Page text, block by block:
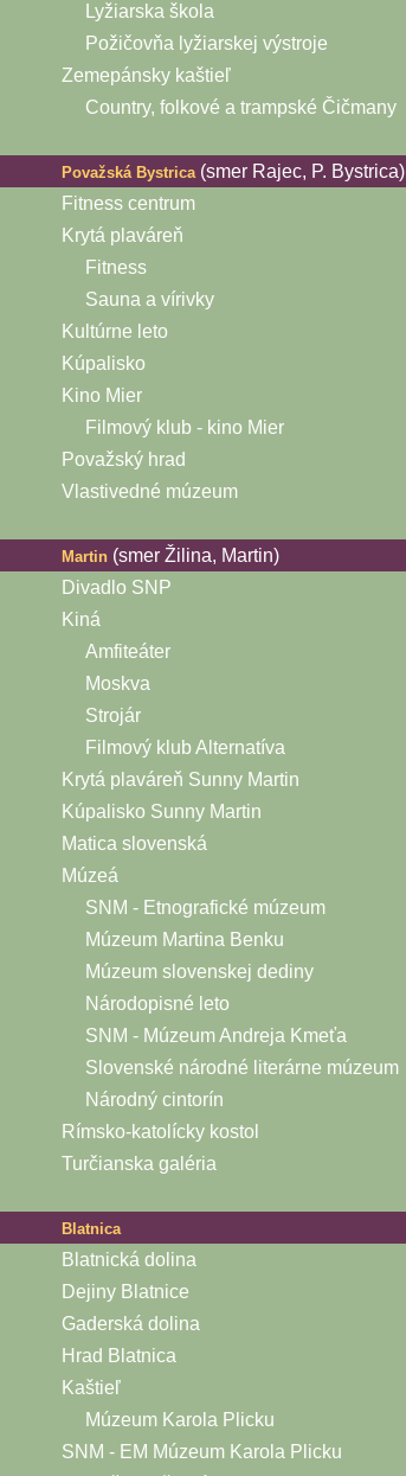
Lyžiarska škola
Požičovňa lyžiarskej výstroje
Zemepánsky kaštieľ
Country, folkové a trampské Čičmany
Považská Bystrica (smer Rajec, P. Bystrica)
Fitness centrum
Krytá plaváreň
Fitness
Sauna a vírivky
Kultúrne leto
Kúpalisko
Kino Mier
Filmový klub - kino Mier
Považský hrad
Vlastivedné múzeum
Martin (smer Žilina, Martin)
Divadlo SNP
Kiná
Amfiteáter
Moskva
Strojár
Filmový klub Alternatíva
Krytá plaváreň Sunny Martin
Kúpalisko Sunny Martin
Matica slovenská
Múzeá
SNM - Etnografické múzeum
Múzeum Martina Benku
Múzeum slovenskej dediny
Národopisné leto
SNM - Múzeum Andreja Kmeťa
Slovenské národné literárne múzeum
Národný cintorín
Rímsko-katolícky kostol
Turčianska galéria
Blatnica
Blatnická dolina
Dejiny Blatnice
Gaderská dolina
Hrad Blatnica
Kaštieľ
Múzeum Karola Plicku
SNM - EM Múzeum Karola Plicku